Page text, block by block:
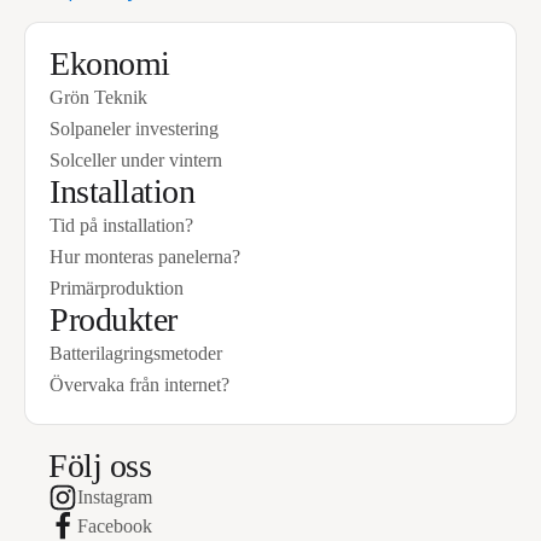
Ekonomi
Grön Teknik
Solpaneler investering
Solceller under vintern
Installation
Tid på installation?
Hur monteras panelerna?
Primärproduktion
Produkter
Batterilagringsmetoder
Övervaka från internet?
Följ oss
Instagram
Facebook
Adress*
Stad
Postnummer*
E-post
Telefon*
Ditt meddelande